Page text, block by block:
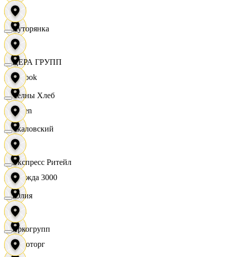
OBI
RE
Reebok
Seven
XC
Одежда 3000
Zara
Агроторг
Хуторянка
ЦЕРА ГРУПП
Челны Хлеб
Чкаловский
Экспресс Ритейл
Юлия
Яркогрупп